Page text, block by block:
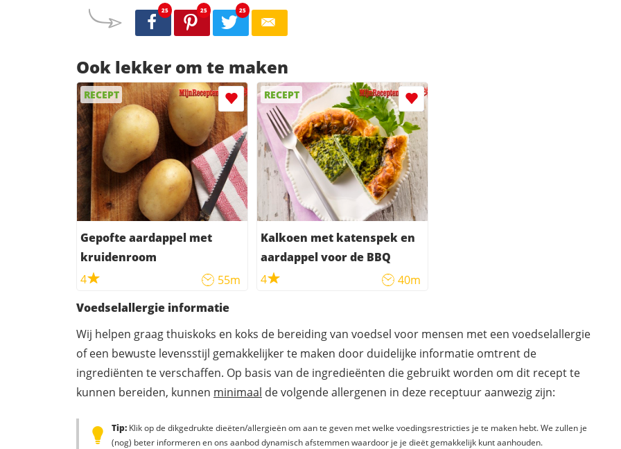
25 25 25
Ook lekker om te maken
RECEPT
Gepofte aardappel met
kruidenroom
4
55m
RECEPT
Kalkoen met katenspek en
aardappel voor de BBQ
4
40m
Voedselallergie informatie
Wij helpen graag thuiskoks en koks de bereiding van voedsel voor mensen met een voedselallergie
of een bewuste levensstijl gemakkelijker te maken door duidelijke informatie omtrent de
ingrediënten te verschaffen. Op basis van de ingredieënten die gebruikt worden om dit recept te
kunnen bereiden, kunnen minimaal de volgende allergenen in deze receptuur aanwezig zijn:
Tip: Klik op de dikgedrukte dieëten/allergieën om aan te geven met welke voedingsrestricties je te maken hebt. We zullen je
(nog) beter informeren en ons aanbod dynamisch afstemmen waardoor je je dieët gemakkelijk kunt aanhouden.